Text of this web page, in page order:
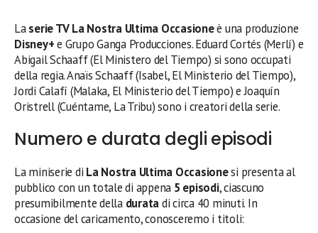
Laserie TV La Nostra Ultima Occasioneè una produzione
Disney+e Grupo Ganga Producciones. Eduard Cortés (Merlí) e
Abigail Schaaff (El Ministero del Tiempo) si sono occupati
della regia. Anaïs Schaaff (Isabel, El Ministerio del Tiempo),
Jordi Calafí (Malaka, El Ministerio del Tiempo) e Joaquín
Oristrell (Cuéntame, La Tribu) sono i creatori della serie.
Numero e durata degli episodi
La miniserie di La Nostra Ultima Occasionesi presenta al
pubblico con un totale di appena 5 episodi, ciascuno
presumibilmente della duratadi circa 40 minuti. In
occasione del caricamento, conosceremo i titoli: